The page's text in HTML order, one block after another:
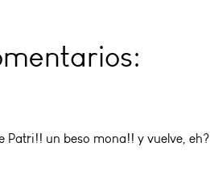
Patri!! un beso mona!! y vuelve, eh?